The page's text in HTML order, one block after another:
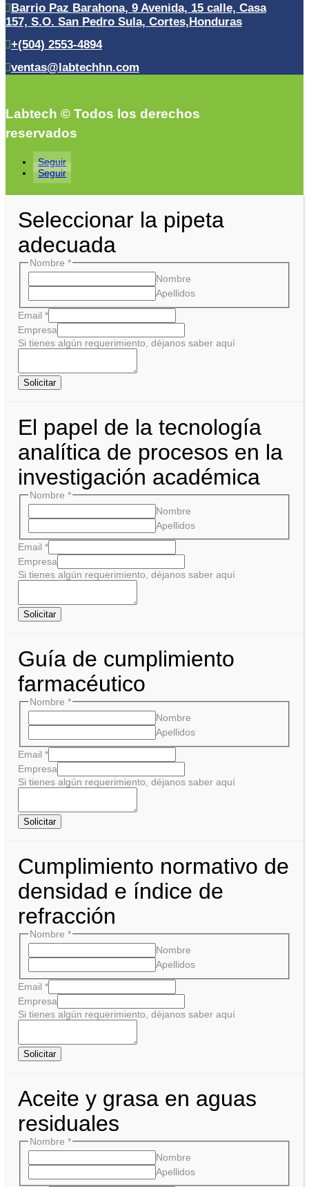
Barrio Paz Barahona, 9 Avenida, 15 calle, Casa
157, S.O. San Pedro Sula, Cortes,Honduras
+(504) 2553-4894
ventas@labtechhn.com
Labtech © Todos los derechos
reservados
Seguir
Seguir
Seleccionar la pipeta
adecuada
Nombre *
Nombre
Apellidos
Email *
Empresa
Si tienes algún requerimiento, déjanos saber aquí
Solicitar
El papel de la tecnología
analítica de procesos en la
investigación académica
Nombre *
Nombre
Apellidos
Email *
Empresa
Si tienes algún requerimiento, déjanos saber aquí
Solicitar
Guía de cumplimiento
farmacéutico
Nombre *
Nombre
Apellidos
Email *
Empresa
Si tienes algún requerimiento, déjanos saber aquí
Solicitar
Cumplimiento normativo de
densidad e índice de
refracción
Nombre *
Nombre
Apellidos
Email *
Empresa
Si tienes algún requerimiento, déjanos saber aquí
Solicitar
Aceite y grasa en aguas
residuales
Nombre *
Nombre
Apellidos